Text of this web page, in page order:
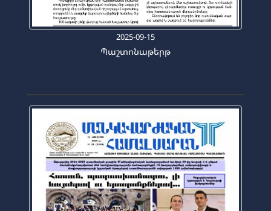
2025-09-15
Պաշտոնաթերթ